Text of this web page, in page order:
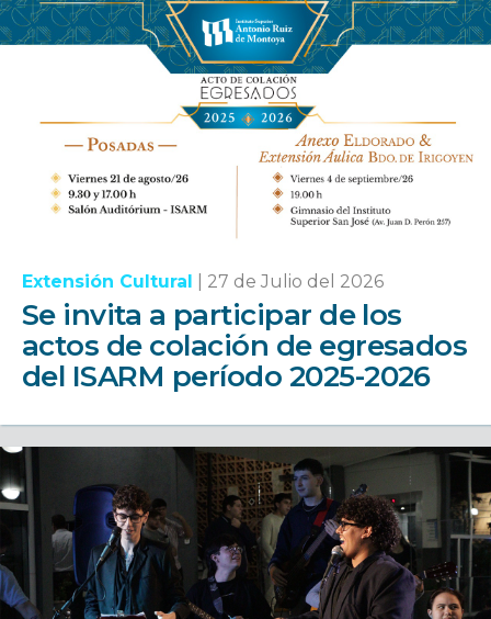
Extensión Cultural 27 de Julio del 2026
Se invita a participar de los
actos de colación de egresados
del ISARM período 2025-2026